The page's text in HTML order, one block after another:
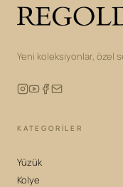
Yeni koleksiyonlar, özel
KATEGORILER
Yüzük
Kolye